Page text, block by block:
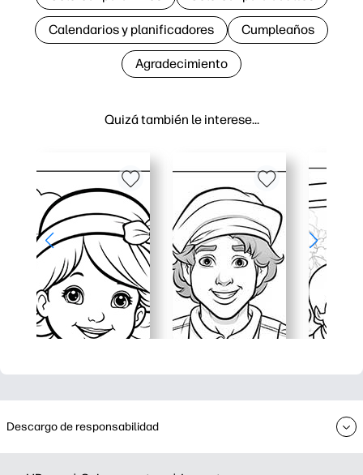
Quizá también le interese…
Calendarios y planificadores Cumpleaños
Agradecimiento
Descargo de responsabilidad